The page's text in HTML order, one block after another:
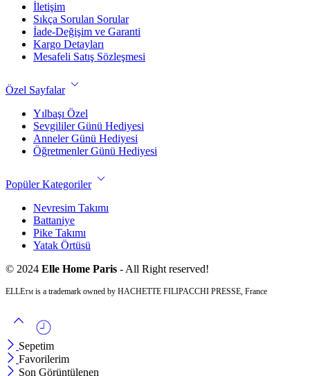
İletişim
Sıkça Sorulan Sorular
İade-Değişim ve Garanti
Kargo Detayları
Mesafeli Satış Sözleşmesi
Özel Sayfalar
Yılbaşı Özel
Sevgililer Günü Hediyesi
Anneler Günü Hediyesi
Öğretmenler Günü Hediyesi
Popüler Kategoriler
Nevresim Takımı
Battaniye
Pike Takımı
Yatak Örtüsü
© 2024 Elle Home Paris - All Right reserved!
ELLETM is a trademark owned by HACHETTE FILIPACCHI PRESSE, France
Sepetim
Favorilerim
Son Görüntülenen